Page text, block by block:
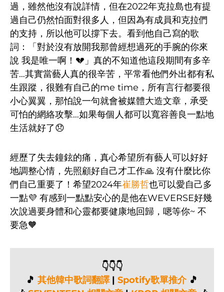
過，雖然他沒有說詳情，但在2022年克拉島也有提
過自己仍然怕面對很多人，但因為有成員和克拉們
的支持，所以他可以撐下去。看到他自己寫的歌
詞：「對於沒有放開我那曾經想過死的手腕的你來
說 我是唯一啊！💔」真的不知道他這段期間有多辛
苦…其實當藝人真的很辛苦，平常看他們外出都有私
生跟蹤，很難有自己的me time，所有言行都要很
小心翼翼，那怕說一句就會被媒體大造文章，承受
可怕的網絡攻擊…如果每個人都可以寬容善良一點地
生活就好了😞
經歷了失去鐘鉉的痛，真心希望所有藝人可以好好
地調整心情，先照顧好自己才工作🙏 沒有什麼比你
們自己重要了！希望2024年崔勝哲也可以愛自己多
一點💜 有感到一點點安心的是他在WEVERSE好幾
次說過要身體和心靈都要健康地回歸，嗯等你~ 不
要急🧡
👇👇👇
🎵 其他韓中歌詞翻譯| Spotify歌單推介🎵